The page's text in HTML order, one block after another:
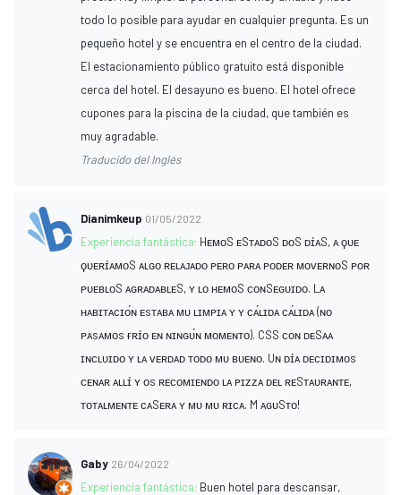
todo lo posible para ayudar en cualquier pregunta. Es un
pequeño hotel y se encuentra en el centro de la ciudad.
El estacionamiento público gratuito está disponible
cerca del hotel. El desayuno es bueno. El hotel ofrece
cupones para la piscina de la ciudad, que también es
muy agradable.
Traducido del Inglés
Dianimkeup 01/05/2022
Experiencia fantástica: HᴇᴍᴏS ᴇSᴛᴀᴅᴏS ᴅᴏS ᴅɪ́ᴀS, ᴀ ϙᴜᴇ
ϙᴜᴇʀɪ́ᴀᴍᴏS ᴀʟɢᴏ ʀᴇʟᴀᴊᴀᴅᴏ ᴘᴇʀᴏ ᴘᴀʀᴀ ᴘᴏᴅᴇʀ ᴍᴏᴠᴇʀɴᴏS ᴘᴏʀ
ᴘᴜᴇʙʟᴏS ᴀɢʀᴀᴅᴀʙʟᴇS, ʏ ʟᴏ ʜᴇᴍᴏS ᴄᴏɴSᴇɢᴜɪᴅᴏ. Lᴀ
ʜᴀʙɪᴛᴀᴄɪᴏ́ɴ ᴇsᴛᴀʙᴀ ᴍᴜ ʟɪᴍᴘɪᴀ ʏ ʏ ᴄᴀ́ʟɪᴅᴀ ᴄᴀ́ʟɪᴅᴀ (ɴᴏ
ᴘᴀsᴀᴍᴏs ғʀɪ́ᴏ ᴇɴ ɴɪɴɢᴜ́ɴ ᴍᴏᴍᴇɴᴛᴏ). CSS ᴄᴏɴ ᴅᴇSᴀᴀ
ɪɴᴄʟᴜɪᴅᴏ ʏ ʟᴀ ᴠᴇʀᴅᴀᴅ ᴛᴏᴅᴏ ᴍᴜ ʙᴜᴇɴᴏ. Uɴ ᴅɪ́ᴀ ᴅᴇᴄɪᴅɪᴍᴏs
ᴄᴇɴᴀʀ ᴀʟʟɪ́ ʏ ᴏs ʀᴇᴄᴏᴍɪᴇɴᴅᴏ ʟᴀ ᴘɪᴢᴢᴀ ᴅᴇʟ ʀᴇSᴛᴀᴜʀᴀɴᴛᴇ,
ᴛᴏᴛᴀʟᴍᴇɴᴛᴇ ᴄᴀSᴇʀᴀ ʏ ᴍᴜ ᴍᴜ ʀɪᴄᴀ. M ᴀɢᴜSᴛᴏ!
Gaby 26/04/2022
Experiencia fantástica: Buen hotel para descansar,